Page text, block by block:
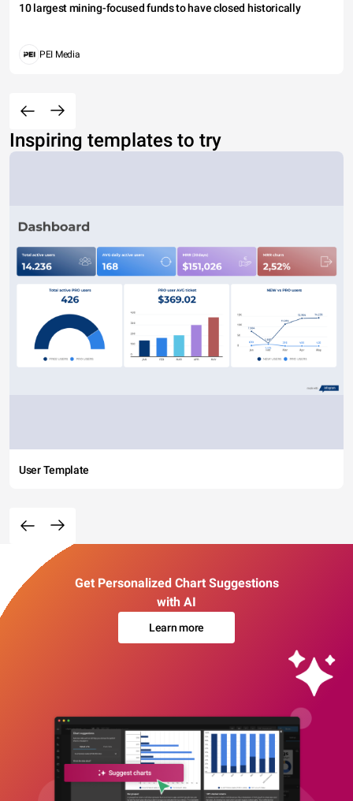
10 largest mining-focused funds to have closed historically
PEI Media
Inspiring templates to try
User Template
Get Personalized Chart Suggestions
with AI
Learn more